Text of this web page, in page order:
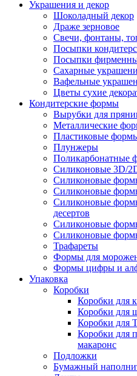
Украшения и декор
Шоколадный декор
Драже зерновое
Свечи, фонтаны,
Посыпки
Посыпки
Сахарные
Вафельные
Цветы сухие
Кондитерские формы
Вырубки для
Металлические
Пластиковые
Плунжеры
Поликарбонатные
Силиконовые 3D/
Силиконовые
Силиконовые
Силиконовые
десертов
Силиконовые
Силиконовые
Трафареты
Формы для
Формы цифры и
Упаковка
Коробки
Коробки для
Коробки для
Коробки
Коробки для
макаронс
Подложки
Бумажный